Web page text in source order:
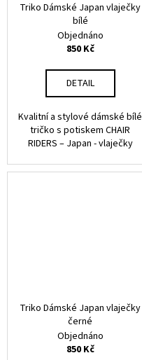
Triko Dámské Japan vlaječky
bílé
Objednáno
850 Kč
DETAIL
Kvalitní a stylové dámské bílé
tričko s potiskem CHAIR
RIDERS – Japan - vlaječky
Triko Dámské Japan vlaječky
černé
Objednáno
850 Kč